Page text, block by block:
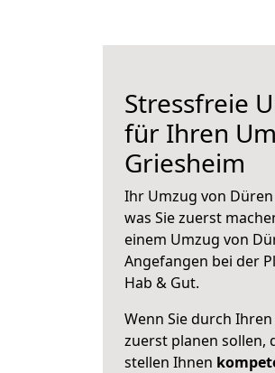
Stressfreie
für Ihren
Griesheim
Ihr Umzug von
was Sie zuerst
einem Umzug von
Angefangen bei der
Hab & Gut.
Wenn Sie durch
zuerst planen sollen,
stellen Ihnen